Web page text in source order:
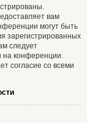
вам
могут быть
зарегистрированных
следует
на конференции.
согласие со всеми